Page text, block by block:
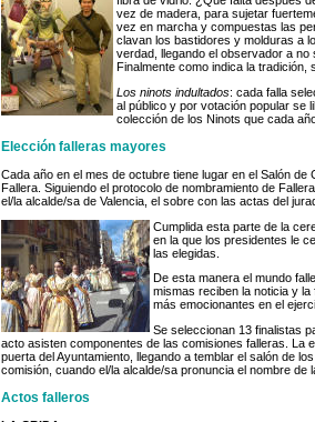
vez de madera, para sujetar
vez en marcha y compuestas las
clavan los bastidores y molduras a
verdad, llegando el observador a
Finalmente como indica la
Los ninots indultados: cada falla
al público y por votación popular se
colección de los Ninots que cada
Elección falleras mayores
Cada año en el mes de octubre tiene lugar en el Salón
Fallera. Siguiendo el protocolo de nombramiento de
el/la alcalde/sa de Valencia, el sobre con las actas del
Cumplida esta parte de la
en la que los presidentes le
las elegidas.
De esta manera el mundo
mismas reciben la noticia y
más emocionantes en el
Se seleccionan 13 finalistas
acto asisten componentes de las comisiones falleras.
puerta del Ayuntamiento, llegando a temblar el salón de
comisión, cuando el/la alcalde/sa pronuncia el nombre de
Actos falleros